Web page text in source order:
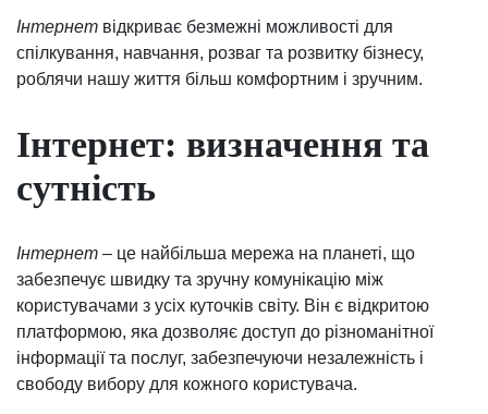
Інтернет відкриває безмежні можливості для
спілкування, навчання, розваг та розвитку бізнесу,
роблячи нашу життя більш комфортним і зручним.
Інтернет: визначення та
сутність
Інтернет – це найбільша мережа на планеті, що
забезпечує швидку та зручну комунікацію між
користувачами з усіх куточків світу. Він є відкритою
платформою, яка дозволяє доступ до різноманітної
інформації та послуг, забезпечуючи незалежність і
свободу вибору для кожного користувача.